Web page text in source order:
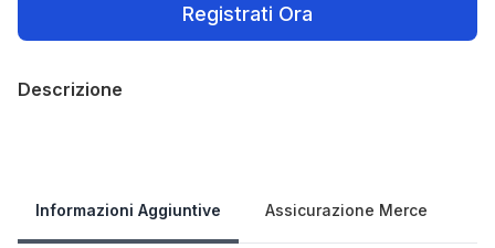
Registrati Ora
Descrizione
Informazioni Aggiuntive Assicurazione Merce